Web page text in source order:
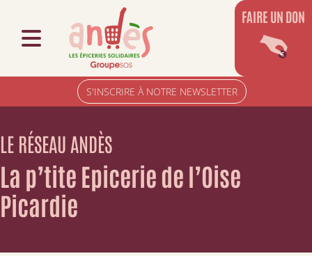
S'INSCRIRE À NOTRE NEWSLETTER
FAIRE UN DON
LE RÉSEAU ANDÈS
La p’tite Epicerie de l’Oise
Picardie